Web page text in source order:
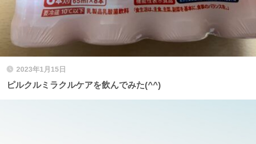
2023年1月15日
ピルクルミラクルケアを飲んでみた(^^)